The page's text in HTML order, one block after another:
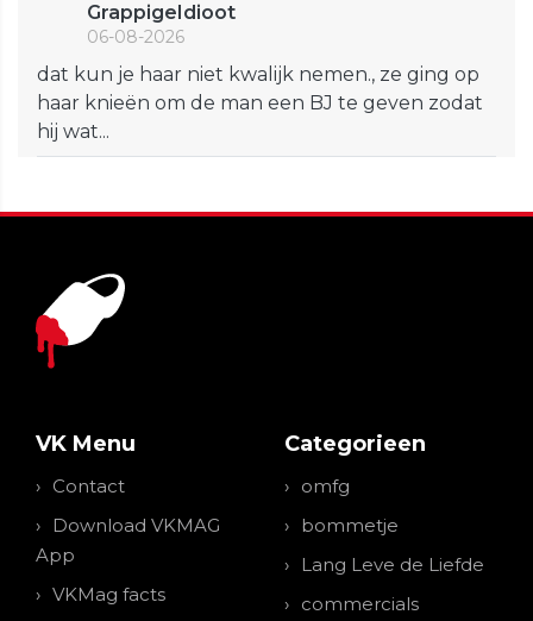
GrappigeIdioot
06-08-2026
dat kun je haar niet kwalijk nemen., ze ging op
haar knieën om de man een BJ te geven zodat
hij wat...
VK Menu
Contact
Download VKMAG
App
VKMag facts
Categorieen
omfg
bommetje
Lang Leve de Liefde
commercials